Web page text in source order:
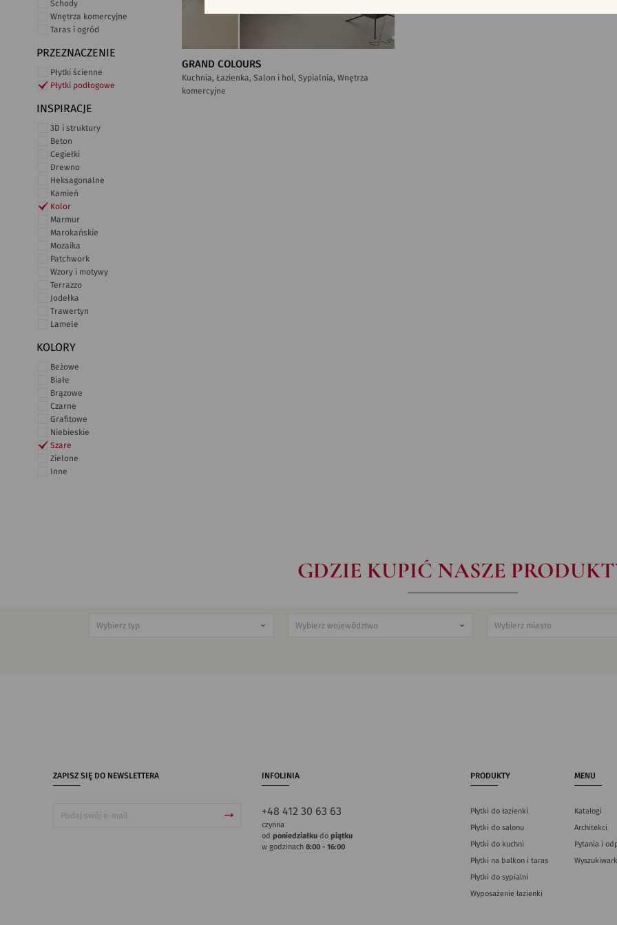
Schody
Wnętrza komercyjne
Taras i ogród
PRZEZNACZENIE
Płytki ścienne
Płytki podłogowe
INSPIRACJE
3D i struktury
Beton
Cegiełki
Drewno
Heksagonalne
Kamień
Kolor
Marmur
Marokańskie
Mozaika
Patchwork
Wzory i motywy
Terrazzo
Jodełka
Trawertyn
Lamele
KOLORY
Beżowe
Białe
Brązowe
Czarne
Grafitowe
Niebieskie
Szare
Zielone
Inne
GRAND COLOURS
Kuchnia, Łazienka, Salon i hol, Sypialnia, Wnętrza
komercyjne
GDZIE KUPIĆ NASZE
ZAPISZ SIĘ DO NEWSLETTERA INFOLINIA
+48 412 30 63 63
czynna
od poniedziałkudo piątku
w godzinach 8:00 - 16:00
PRODUKTY
Płytki do łazienki
Płytki do salonu
Płytki do kuchni
Płytki na balkon i taras
Płytki do sypialni
Wyposażenie łazienki
MENU
Katalogi
Architekci
Pytania i